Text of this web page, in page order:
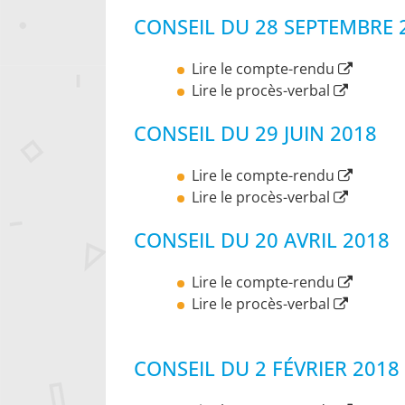
CONSEIL DU 28 SEPTEMBRE
Lire le compte-rendu
Lire le procès-verbal
CONSEIL DU 29 JUIN 2018
Lire le compte-rendu
Lire le procès-verbal
CONSEIL DU 20 AVRIL 2018
Lire le compte-rendu
Lire le procès-verbal
CONSEIL DU 2 FÉVRIER 2018